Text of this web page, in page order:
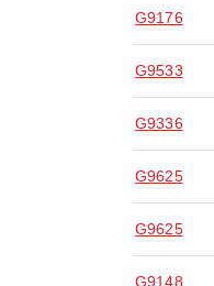
G9176
G9533
G9336
G9625
G9625
G9148